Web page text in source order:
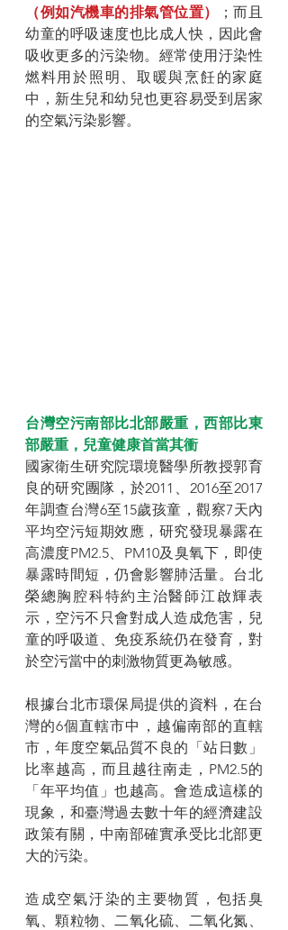
（例如汽機車的排氣管位置）
；而且
幼童的呼吸速度也比成人快，因此會
吸收更多的污染物。經常使用汙染性
燃料用於照明、取暖與烹飪的家庭
中，新生兒和幼兒也更容易受到居家
的空氣污染影響。
台灣空污南部比北部嚴重，西部比東
部嚴重，兒童健康首當其衝
國家衛生研究院環境醫學所教授郭育
良的研究團隊，於2011、2016至2017
年調查台灣6至15歲孩童，觀察7天內
平均空污短期效應，研究發現暴露在
高濃度PM2.5、PM10及臭氧下，即使
暴露時間短，仍會影響肺活量。台北
榮總胸腔科特約主治醫師江啟輝表
示，空污不只會對成人造成危害，兒
童的呼吸道、免疫系統仍在發育，對
於空污當中的刺激物質更為敏感。
根據台北市環保局提供的資料，在台
灣的6個直轄市中，越偏南部的直轄
市，年度空氣品質不良的「站日數」
比率越高，而且越往南走，PM2.5的
「年平均值」也越高。會造成這樣的
現象，和臺灣過去數十年的經濟建設
政策有關，中南部確實承受比北部更
大的污染。
造成空氣汙染的主要物質，包括臭
氧、顆粒物、二氧化硫、二氧化氮、